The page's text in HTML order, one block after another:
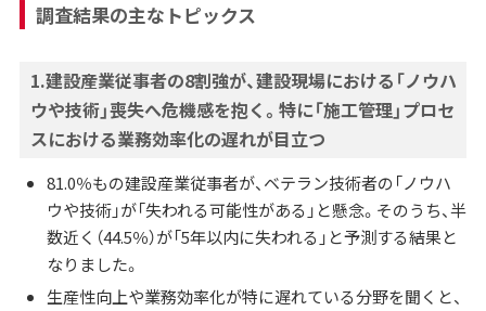
調査結果の主なトピックス
1.建設産業従事者の8割強が、建設現場における「ノウハ
ウや技術」喪失へ危機感を抱く。特に「施工管理」プロセ
スにおける業務効率化の遅れが目立つ
81.0％もの建設産業従事者が、ベテラン技術者の「ノウハ
ウや技術」が「失われる可能性がある」と懸念。そのうち、半
数近く（44.5％）が「5年以内に失われる」と予測する結果と
なりました。
生産性向上や業務効率化が特に遅れている分野を聞くと、